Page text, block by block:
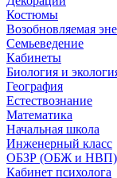
Костюмы
Возобновляемая
Семьеведение
Кабинеты
Биология и
География
Естествознание
Математика
Начальная школа
Инженерный класс
ОБЗР (ОБЖ и НВП)
Кабинет психолога